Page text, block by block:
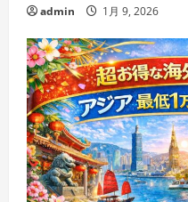
admin 1月 9, 2026